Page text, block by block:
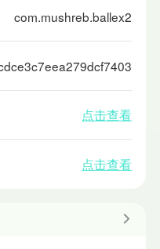
com.mushreb.ballex2
点击查看
点击查看